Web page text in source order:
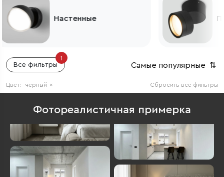
Потолочные
Все фильтры
1
Самые популярные ⇅
Сбросить все фильтры
Цвет: черный ×
Фотореалистичная примерка